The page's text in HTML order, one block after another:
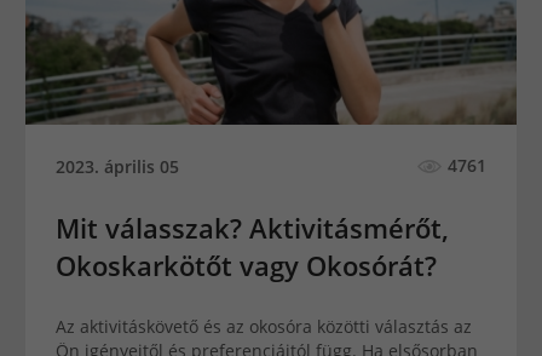
2023. április 05 4761
Mit válasszak? Aktivitásmérőt,
Okoskarkötőt vagy Okosórát?
Az aktivitáskövető és az okosóra közötti választás az
Ön igényeitől és preferenciáitól függ. Ha elsősorban